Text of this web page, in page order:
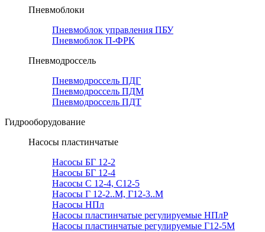
Пневмоблоки
Пневмоблок управления ПБУ
Пневмоблок П-ФРК
Пневмодроссель
Пневмодроссель ПДГ
Пневмодроссель ПДМ
Пневмодроссель ПДТ
Гидрооборудование
Насосы пластинчатые
Насосы БГ 12-2
Насосы БГ 12-4
Насосы С 12-4, С12-5
Насосы Г 12-2..М, Г12-3..М
Насосы НПл
Насосы пластинчатые регулируемые НПлР
Насосы пластинчатые регулируемые Г12-5М